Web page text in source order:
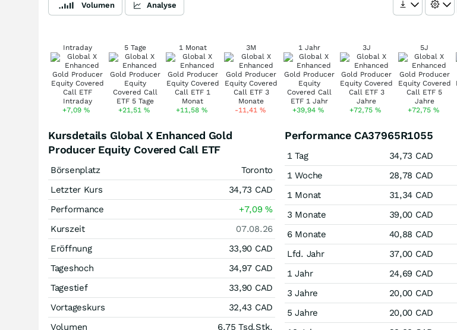
Volumen Analyse
Intraday
+7,09%
5 Tage
+21,51 %
1 Monat
+11,58 %
3M
-11,41 %
1 Jahr
+39,94 %
3J
+72,75%
5J
+72,75 %
Kursdetails Global X Enhanced Gold
Producer Equity Covered Call ETF
Börsenplatz
Toronto
Letzter Kurs
34,73 CAD
Performance
+7,09%
Kurszeit
07.08.26
Eröffnung
33,90 CAD
Tageshoch
34,97 CAD
Tagestief
33,90 CAD
Vortageskurs
32,43 CAD
Volumen
6,75 Tsd.Stk.
Performance CA37965R1055
1 Tag 34,73 CAD
1 Woche
28,78 CAD
1 Monat
31,34 CAD
3 Monate
39,00 CAD
6 Monate
40,88 CAD
Lfd. Jahr
37,00 CAD
1 Jahr
24,69 CAD
3 Jahre
20,00 CAD
5 Jahre
20,00 CAD